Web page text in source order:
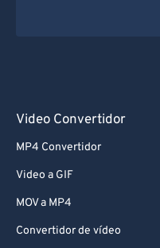
Video Convertidor
MP4 Convertidor
Video a GIF
MOV a MP4
Convertidor de vídeo